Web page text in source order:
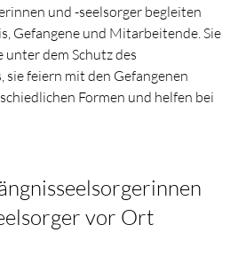
und -seelsorger begleiten
Gefangene und Mitarbeitende. Sie
dem Schutz des
sie feiern mit den Gefangenen
Formen und helfen bei
vor Ort